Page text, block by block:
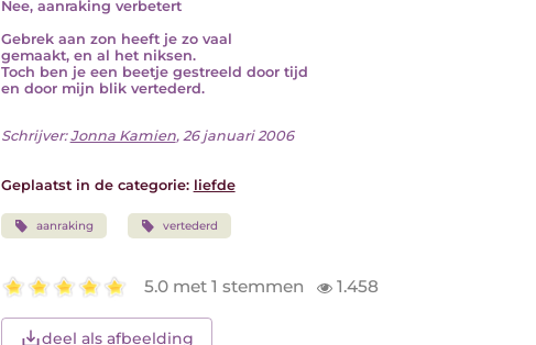
Nee, aanraking verbetert
Gebrek aan zon heeft je zo vaal
gemaakt, en al het niksen.
Toch ben je een beetje gestreeld door tijd
en door mijn blik vertederd.
Schrijver:Jonna Kamien, 26 januari 2006
Geplaatst in de categorie: liefde
aanraking vertederd
5.0 met 1 stemmen 1.458
deel als afbeelding